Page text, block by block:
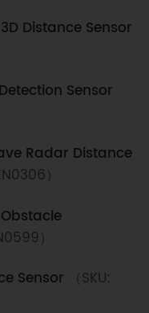
Distance Sensor
Sensor
Radar Distance
）
）
Sensor
（SKU: